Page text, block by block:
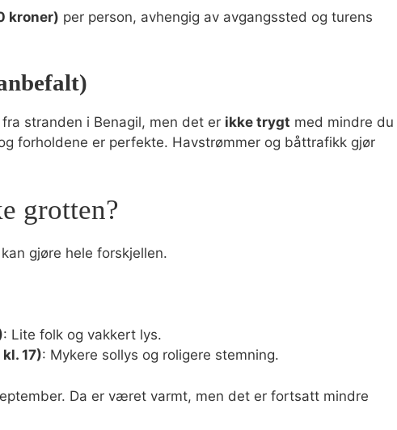
kroner) per person, avhengig av avgangssted og turens
stranden i Benagil, men det er ikke trygt med mindre du
forholdene er perfekte. Havstrømmer og båttrafikk gjør
grotten?
gjøre hele forskjellen.
: Lite folk og vakkert lys.
17): Mykere sollys og roligere stemning.
Da er været varmt, men det er fortsatt mindre